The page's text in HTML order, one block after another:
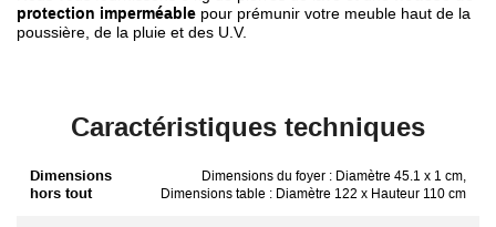
protection imperméable pour prémunir votre meuble haut de la
poussière, de la pluie et des U.V.
Caractéristiques techniques
Dimensions
hors tout
Dimensions du foyer : Diamètre 45.1 x 1 cm,
Dimensions table : Diamètre 122 x Hauteur 110 cm